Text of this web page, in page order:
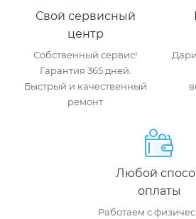
Свой сервисный
центр
Собственный сервис!
Гарантия 365 дней.
Быстрый и качественный
ремонт
Любой
оплаты
Работаем с